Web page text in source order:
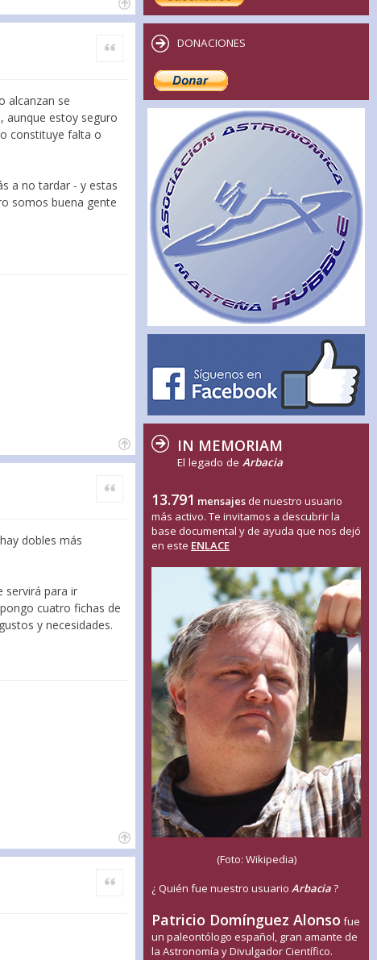
Citar
alcanzan se
aunque estoy seguro
constituye falta o
a no tardar - y estas
somos buena gente
Citar
dobles más
servirá para ir
cuatro fichas de
y necesidades.
Citar
DONACIONES
IN MEMORIAM
El legado de Arbacia
13.791 mensajes de nuestro usuario
más activo. Te invitamos a descubrir la
base documental y de ayuda que nos dejó
en este ENLACE
(Foto: Wikipedia)
¿ Quién fue nuestro usuario Arbacia?
Patricio Domínguez Alonso fue
un paleontólogo español, gran amante de
la Astronomía y Divulgador Científico.